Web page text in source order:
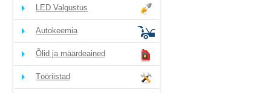
LED Valgustus
Autokeemia
Õlid ja määrdeained
Tööriistad